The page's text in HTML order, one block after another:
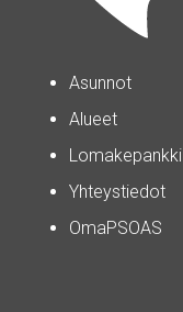
Asunnot
Alueet
Lomakepankki
Yhteystiedot
OmaPSOAS